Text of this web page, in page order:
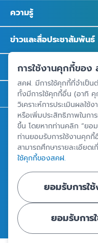
ความรู้
ข่าวและสื่อประชาสัมพันธ์
รู้จัก สคฝ.
ติดต่อ สคฝ.
สถาบันคุ้มครองเงินฝาก
อาคารเอสเจ อินฟินิท วัน บิ
ถนนวิภาวดีรังสิต แขวงจอ
ศูนย์ข้อมูลคุ้มครองเงินฝ
การใช้งานคุกกี้ของ
สคฝ. มีการใช้คุกกี้ที่จำเป็น
ทั้งมีการใช้คุกกี้อื่น (อาทิ คุ
วิเคราะห์การประเมินผลใ
หรือเพิ่มประสิทธิภาพในกา
ขึ้น โดยหากท่านคลิก “ยอ
ท่านยอมรับการใช้งานคุก
สามารถศึกษารายละเอียด
ใช้คุกกี้ของสคฝ.
ยอมรับการใ
ยอมรับการ